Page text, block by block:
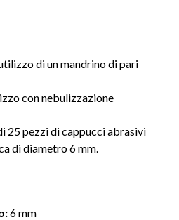
di un mandrino di pari
con nebulizzazione
25 pezzi di cappucci abrasivi
di diametro 6 mm.
6 mm